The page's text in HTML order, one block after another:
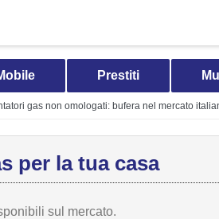
Prestiti
gas non omologati: bufera nel mercato
per la tua casa
sul mercato.